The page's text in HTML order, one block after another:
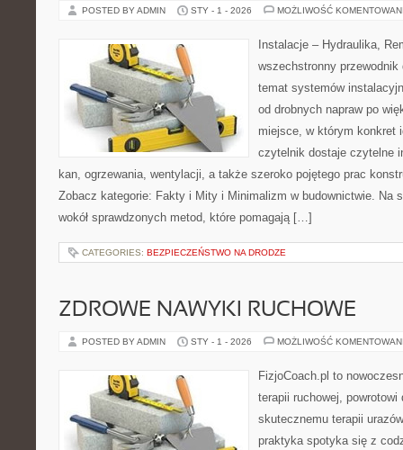
POSTED BY ADMIN STY - 1 - 2026 MOŻLIWOŚĆ
Instalacje – Hydraulika,
wszechstronny
temat systemów
od drobnych napraw po
miejsce, w którym konkret
czytelnik dostaje czytelne
kan, ogrzewania, wentylacji, a także szeroko pojętego prac
Zobacz kategorie: Fakty i Mity i Minimalizm w budownictwie. Na
wokół sprawdzonych metod, które pomagają […]
CATEGORIES: BEZPIECZEŃSTWO NA DRODZE
ZDROWE NAWYKI RUCHOWE
POSTED BY ADMIN STY - 1 - 2026 MOŻLIWOŚĆ
FizjoCoach.pl to
terapii ruchowej, powrotowi
skutecznemu terapii
praktyka spotyka się z